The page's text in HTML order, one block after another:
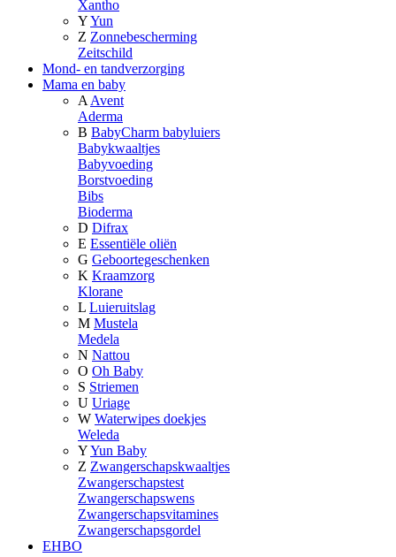
Xantho
YYun
Z Zonnebescherming
Zeitschild
Mond- en tandverzorging
Mama en baby
A Avent
Aderma
B BabyCharm babyluiers
Babykwaaltjes
Babyvoeding
Borstvoeding
Bibs
Bioderma
D Difrax
E Essentiële oliën
G Geboortegeschenken
K Kraamzorg
Klorane
L Luieruitslag
M Mustela
Medela
N Nattou
O Oh Baby
S Striemen
U Uriage
W Waterwipes doekjes
Weleda
YYun Baby
Z Zwangerschapskwaaltjes
Zwangerschapstest
Zwangerschapswens
Zwangerschapsvitamines
Zwangerschapsgordel
EHBO